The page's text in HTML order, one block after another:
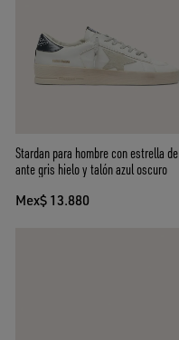
Stardan para hombre con estrella de
ante gris hielo y talón azul oscuro
Mex$ 13.880